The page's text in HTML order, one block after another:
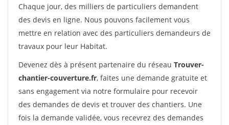
Chaque jour, des milliers de particuliers demandent
des devis en ligne. Nous pouvons facilement vous
mettre en relation avec des particuliers demandeurs de
travaux pour leur Habitat.
Devenez dès à présent partenaire du réseau Trouver-
chantier-couverture.fr, faites une demande gratuite et
sans engagement via notre formulaire pour recevoir
des demandes de devis et trouver des chantiers. Une
fois la demande validée, vous recevrez des demandes